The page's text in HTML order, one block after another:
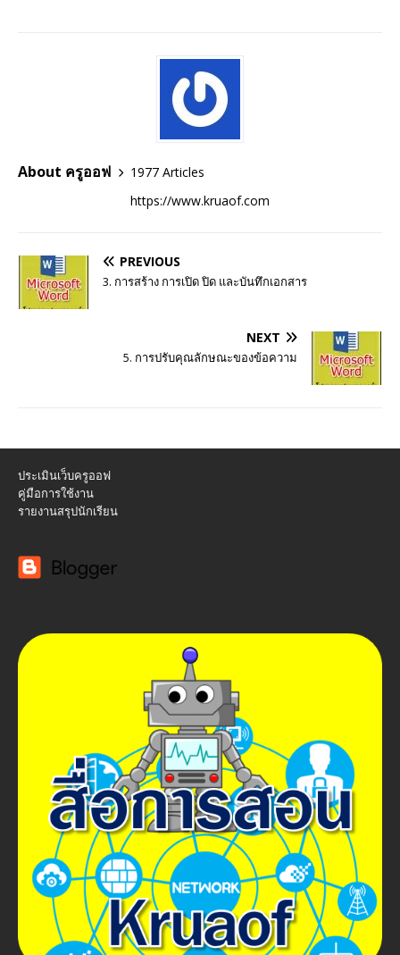
About ครูออฟ
1977 Articles
https://www.kruaof.com
PREVIOUS
3. การสร้าง การเปิด ปิด และบันทึกเอกสาร
NEXT
5. การปรับคุณลักษณะของข้อความ
ประเมินเว็บครูออฟ
คู่มือการใช้งาน
รายงานสรุปนักเรียน